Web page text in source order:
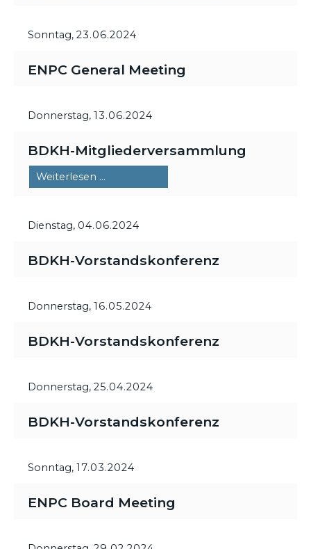
Sonntag, 23.06.2024
ENPC General Meeting
Donnerstag, 13.06.2024
BDKH-Mitgliederversammlung
Weiterlesen …
Dienstag, 04.06.2024
BDKH-Vorstandskonferenz
Donnerstag, 16.05.2024
BDKH-Vorstandskonferenz
Donnerstag, 25.04.2024
BDKH-Vorstandskonferenz
Sonntag, 17.03.2024
ENPC Board Meeting